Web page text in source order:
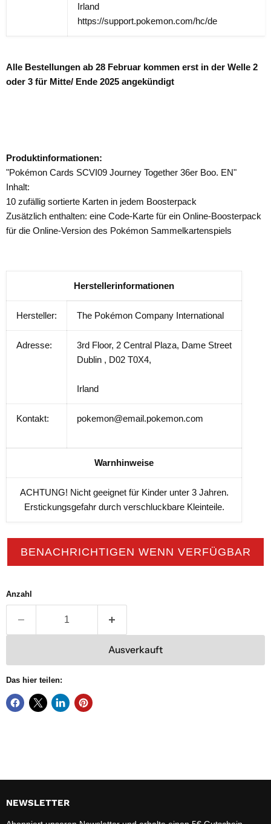
Irland
https://support.pokemon.com/hc/de
Alle Bestellungen ab 28 Februar kommen erst in der Welle 2
oder 3 für Mitte/ Ende 2025 angekündigt
Produktinformationen:
"Pokémon Cards SCVI09 Journey Together 36er Boo. EN"
Inhalt:
10 zufällig sortierte Karten in jedem Boosterpack
Zusätzlich enthalten: eine Code-Karte für ein Online-Boosterpack
für die Online-Version des Pokémon Sammelkartenspiels
Herstellerinformationen
Hersteller: The Pokémon Company International
Adresse:
3rd Floor, 2 Central Plaza, Dame Street
Dublin , D02 T0X4,
Irland
Kontakt: pokemon@email.pokemon.com
Warnhinweise
ACHTUNG! Nicht geeignet für Kinder unter 3 Jahren.
Erstickungsgefahr durch verschluckbare Kleinteile.
BENACHRICHTIGEN WENN VERFÜGBAR
Anzahl
Ausverkauft
Das hier teilen:
NEWSLETTER